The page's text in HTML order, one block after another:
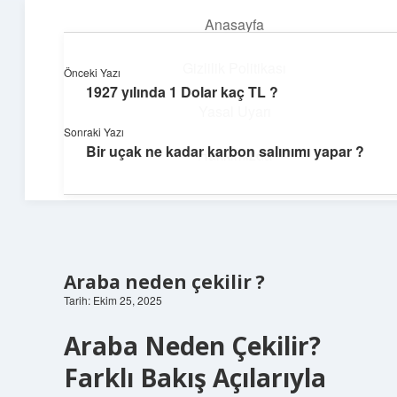
Anasayfa
Hakkımızda
Günlük İlham
Farklı bakış açılarıyla hayatı gör.
Araba neden çekilir ?
Tarih: Ekim 25, 2025
Araba Neden Çekilir?
Farklı Bakış Açılarıyla
Önceki Yazı
1927 yılında 1 Dolar kaç TL ?
Sonraki Yazı
Bir uçak ne kadar karbon salınımı yapar ?